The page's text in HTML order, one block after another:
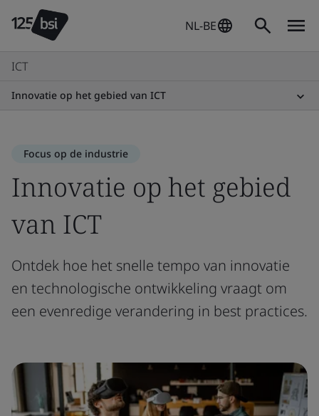
NL-BE
ICT
Innovatie op het gebied van ICT
Focus op de industrie
Innovatie op het gebied
van ICT
Ontdek hoe het snelle tempo van innovatie
en technologische ontwikkeling vraagt om
een evenredige verandering in best practices.